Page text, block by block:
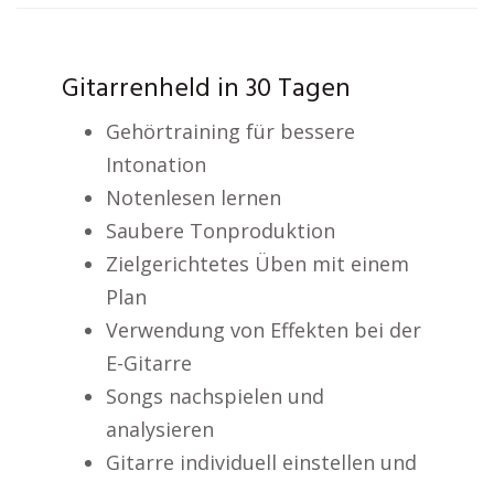
Gitarrenheld in 30 Tagen
Gehörtraining für bessere
Intonation
Notenlesen lernen
Saubere Tonproduktion
Zielgerichtetes Üben mit einem
Plan
Verwendung von Effekten bei der
E-Gitarre
Songs nachspielen und
analysieren
Gitarre individuell einstellen und